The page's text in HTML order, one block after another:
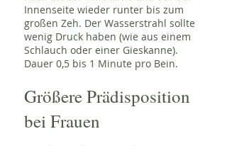
Innenseite wieder runter bis zum
großen Zeh. Der Wasserstrahl sollte
wenig Druck haben (wie aus einem
Schlauch oder einer Gieskanne).
Dauer 0,5 bis 1 Minute pro Bein.
Größere Prädisposition
bei Frauen